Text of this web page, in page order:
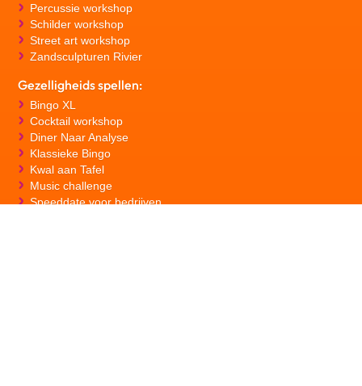
Percussie workshop
Schilder workshop
Street art workshop
Zandsculpturen Rivier
Gezelligheids spellen:
Bingo XL
Cocktail workshop
Diner Naar Analyse
Klassieke Bingo
Kwal aan Tafel
Music challenge
Speeddate voor bedrijven